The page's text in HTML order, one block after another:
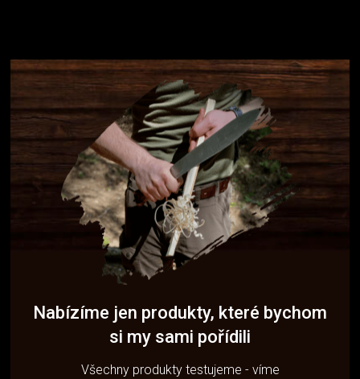
Nabízíme jen produkty, které bychom
si my sami pořídili
Všechny produkty testujeme - víme